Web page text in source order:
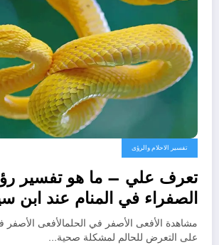
تفسير الاحلام والرؤى
تعرف علي – ما هو تفسير
الصفراء في المنام عند ابن
بالتفصيل
مشاهدة الأفعى الأصفر في الحلمالأفعى الأصفر
على التعرض للحالم لمشكلة صحية…